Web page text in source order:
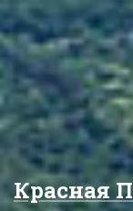
Красная